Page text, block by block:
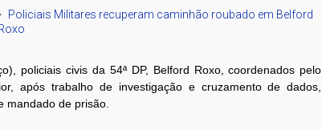
Policiais Militares recuperam caminhão roubado em Belford
policiais civis da 54ª DP, Belford Roxo, coordenados pelo
após trabalho de investigação e cruzamento de dados,
mandado de prisão.